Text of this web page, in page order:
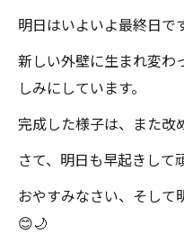
明日はいよいよ最終日で
新しい外壁に生まれ変わ
しみにしています。
完成した様子は、また改
さて、明日も早起きして
おやすみなさい、そして
😊🌙